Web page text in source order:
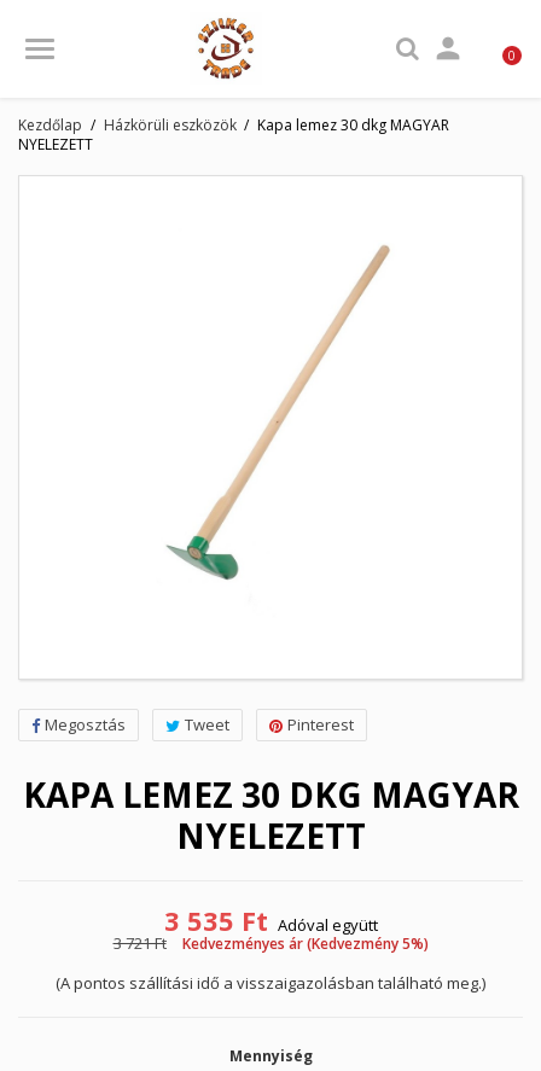
 0
Kezdőlap Házkörüli eszközök
Kapa lemez 30 dkg MAGYAR
NYELEZETT
Megosztás Tweet Pinterest
KAPA LEMEZ 30 DKG MAGYAR
NYELEZETT
3 535 Ft Adóval együtt
3 721 Ft
Kedvezményes ár (Kedvezmény 5%)
(A pontos szállítási idő a visszaigazolásban található meg.)
Mennyiség